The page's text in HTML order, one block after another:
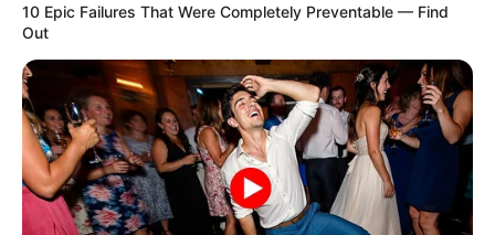
10 Epic Failures That Were Completely Preventable — Find
Out